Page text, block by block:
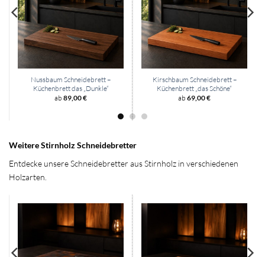
Nussbaum Schneidebrett –
Küchenbrett das „Dunkle“
ab 89,00€
Kirschbaum Schneidebrett –
Küchenbrett „das Schöne“
ab 69,00€
Weitere Stirnholz Schneidebretter
Entdecke unsere Schneidebretter aus Stirnholz in verschiedenen
Holzarten.